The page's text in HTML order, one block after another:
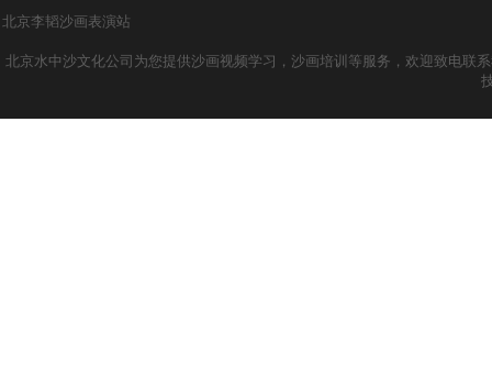
北京李韬沙画表演站
北京水中沙文化公司为您提供沙画视频学习，沙画培训等服务，欢迎致电联